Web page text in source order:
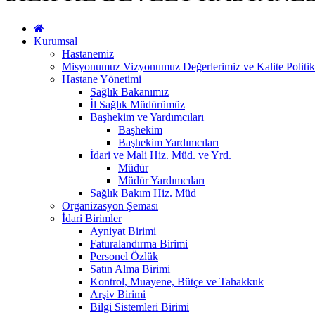
Kurumsal
Hastanemiz
Misyonumuz Vizyonumuz Değerlerimiz ve Kalite
Hastane Yönetimi
Sağlık Bakanımız
İl Sağlık Müdürümüz
Başhekim ve Yardımcıları
Başhekim
Başhekim Yardımcıları
İdari ve Mali Hiz. Müd. ve Yrd.
Müdür
Müdür Yardımcıları
Sağlık Bakım Hiz. Müd
Organizasyon Şeması
İdari Birimler
Ayniyat Birimi
Faturalandırma Birimi
Personel Özlük
Satın Alma Birimi
Kontrol, Muayene, Bütçe ve Tahakkuk
Arşiv Birimi
Bilgi Sistemleri Birimi